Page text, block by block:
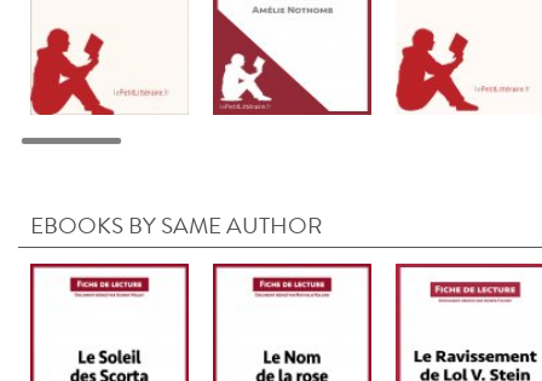
EBOOKS BY SAME AUTHOR